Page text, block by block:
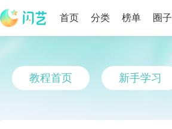
首页 分类 榜单 圈子
教程首页 新手学习